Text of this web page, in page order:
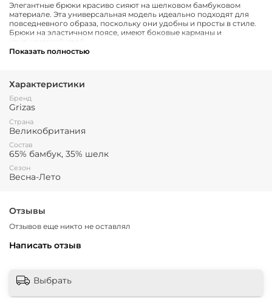
Элегантные брюки красиво сияют на шелковом бамбуковом
материале. Эта универсальная модель идеально подходят для
повседневного образа, поскольку они удобны и просты в стиле.
Брюки на эластичном поясе, имеют боковые карманы и
канонический крой.
Показать полностью
Характеристики
Бренд
Grizas
Страна
Великобритания
Состав
65% бамбук, 35% шелк
Сезон
Весна-Лето
Отзывы
Отзывов еще никто не оставлял
Написать отзыв
Выбрать